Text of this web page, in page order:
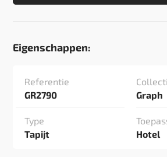
Eigenschappen:
Referentie
GR2790
Graph
Type
Tapijt
Hotel